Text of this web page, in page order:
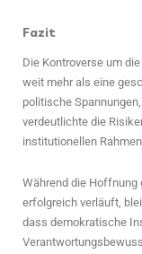
Fazit
Die Kontroverse um die
weit mehr als eine
politische
verdeutlichte die
institutionellen
Während die Hoffnung
erfolgreich verläuft,
dass demokratische